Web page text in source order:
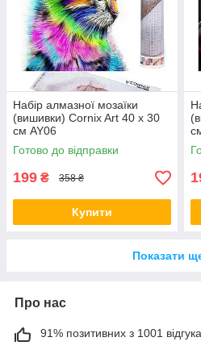
Набір алмазної мозаїки
(вишивки) Cornix Art 40 x 30
см AY06
Готово до відправки
199 ₴ 358 ₴
Купити
Показати
Про нас
91% позитивних з 1001